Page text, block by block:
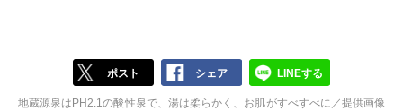
ポスト シェア LINEする
地蔵源泉はPH2.1の酸性泉で、湯は柔らかく、お肌がすべすべに／提供画像